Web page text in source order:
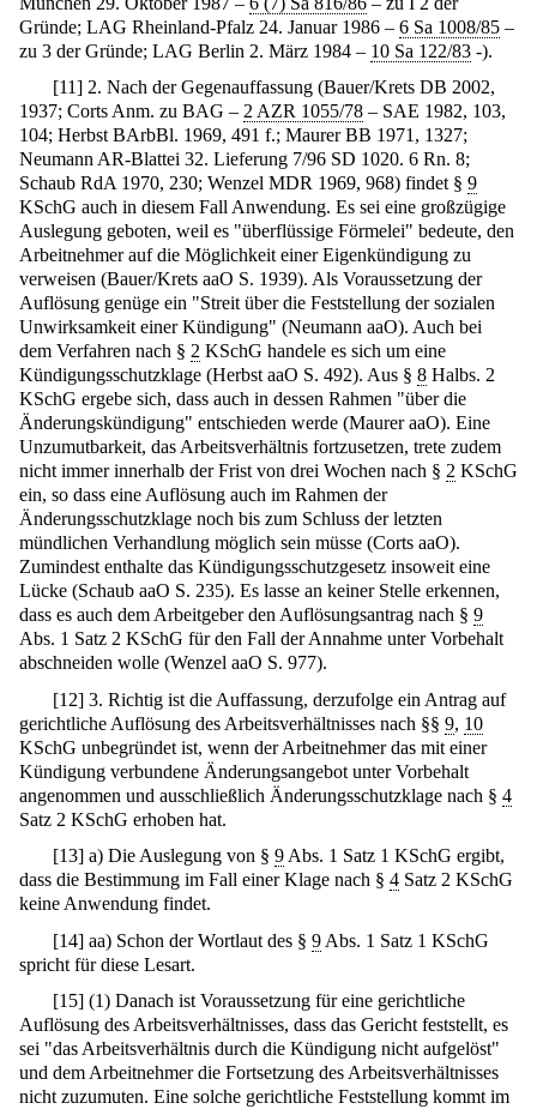
Gründe; LAG Rheinland-Pfalz 24. Januar 1986 – 6 Sa 1008/85 –
zu 3 der Gründe; LAG Berlin 2. März 1984 – 10 Sa 122/83 -).
[11] 2. Nach der Gegenauffassung (Bauer/Krets DB 2002,
1937; Corts Anm. zu BAG – 2 AZR 1055/78 – SAE 1982, 103,
104; Herbst BArbBl. 1969, 491 f.; Maurer BB 1971, 1327;
Neumann AR-Blattei 32. Lieferung 7/96 SD 1020. 6 Rn. 8;
Schaub RdA 1970, 230; Wenzel MDR 1969, 968) findet § 9
KSchG auch in diesem Fall Anwendung. Es sei eine großzügige
Auslegung geboten, weil es "überflüssige Förmelei" bedeute, den
Arbeitnehmer auf die Möglichkeit einer Eigenkündigung zu
verweisen (Bauer/Krets aaO S. 1939). Als Voraussetzung der
Auflösung genüge ein "Streit über die Feststellung der sozialen
Unwirksamkeit einer Kündigung" (Neumann aaO). Auch bei
dem Verfahren nach § 2 KSchG handele es sich um eine
Kündigungsschutzklage (Herbst aaO S. 492). Aus § 8 Halbs. 2
KSchG ergebe sich, dass auch in dessen Rahmen "über die
Änderungskündigung" entschieden werde (Maurer aaO). Eine
Unzumutbarkeit, das Arbeitsverhältnis fortzusetzen, trete zudem
nicht immer innerhalb der Frist von drei Wochen nach § 2 KSchG
ein, so dass eine Auflösung auch im Rahmen der
Änderungsschutzklage noch bis zum Schluss der letzten
mündlichen Verhandlung möglich sein müsse (Corts aaO).
Zumindest enthalte das Kündigungsschutzgesetz insoweit eine
Lücke (Schaub aaO S. 235). Es lasse an keiner Stelle erkennen,
dass es auch dem Arbeitgeber den Auflösungsantrag nach § 9
Abs. 1 Satz 2 KSchG für den Fall der Annahme unter Vorbehalt
abschneiden wolle (Wenzel aaO S. 977).
[12] 3. Richtig ist die Auffassung, derzufolge ein Antrag auf
gerichtliche Auflösung des Arbeitsverhältnisses nach §§ 9, 10
KSchG unbegründet ist, wenn der Arbeitnehmer das mit einer
Kündigung verbundene Änderungsangebot unter Vorbehalt
angenommen und ausschließlich Änderungsschutzklage nach § 4
Satz 2 KSchG erhoben hat.
[13] a) Die Auslegung von §9 Abs. 1 Satz 1 KSchG ergibt,
dass die Bestimmung im Fall einer Klage nach § 4 Satz 2 KSchG
keine Anwendung findet.
[14] aa) Schon der Wortlaut des §9 Abs. 1 Satz 1 KSchG
spricht für diese Lesart.
[15] (1) Danach ist Voraussetzung für eine gerichtliche
Auflösung des Arbeitsverhältnisses, dass das Gericht feststellt, es
sei "das Arbeitsverhältnis durch die Kündigung nicht aufgelöst"
und dem Arbeitnehmer die Fortsetzung des Arbeitsverhältnisses
nicht zuzumuten. Eine solche gerichtliche Feststellung kommt im